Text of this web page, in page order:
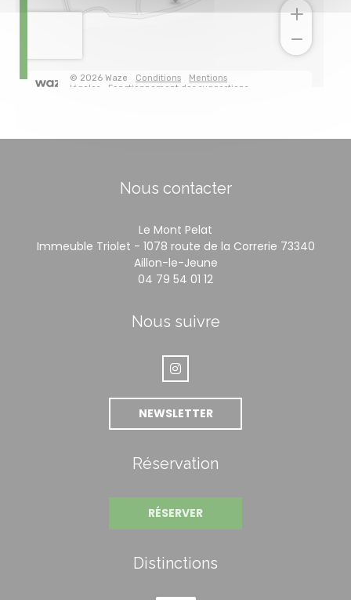
Nous contacter
Le Mont Pelat
Immeuble Triolet - 1078 route de la Correrie 73340
Aillon-le-Jeune((ouvre une nouvelle
04 79 54 01 12
Nous suivre
Instagram ((ouvre une
NEWSLETTER
Réservation
RÉSERVER
Distinctions